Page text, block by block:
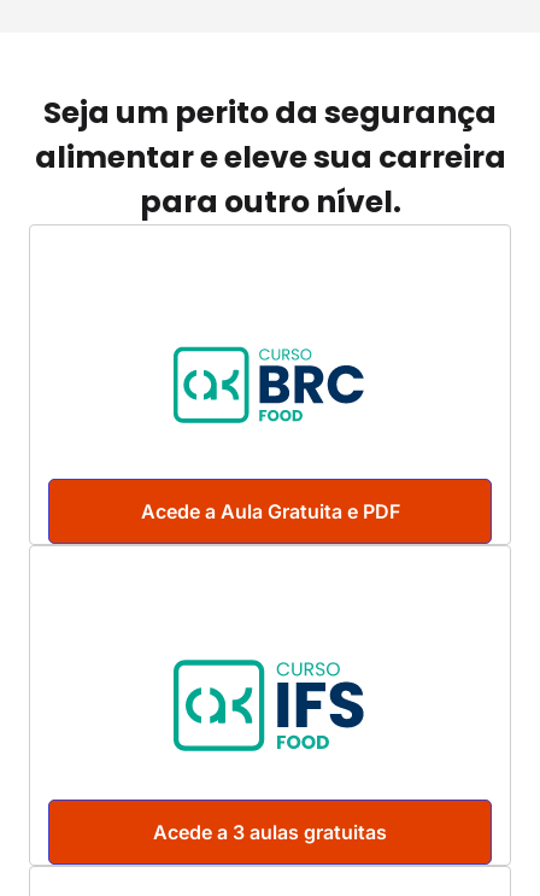
Seja um perito da segurança
alimentar e eleve sua carreira
para outro nível.
Acede a Aula Gratuita e PDF
Acede a 3 aulas gratuitas